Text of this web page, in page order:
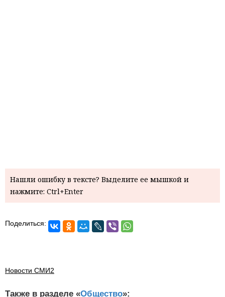
Нашли ошибку в тексте? Выделите ее мышкой и
нажмите: Ctrl+Enter
Поделиться:
Новости СМИ2
Также в разделе «Общество»: